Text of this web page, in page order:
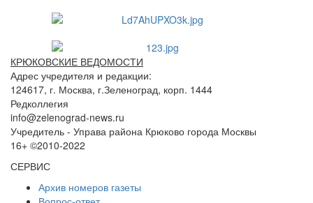
КРЮКОВСКИЕ ВЕДОМОСТИ
Адрес учредителя и редакции:
124617, г. Москва, г.Зеленоград, корп. 1444
Редколлегия
info@zelenograd-news.ru
Учредитель - Управа района Крюково города Москвы
16+ ©2010-2022
СЕРВИС
Архив номеров газеты